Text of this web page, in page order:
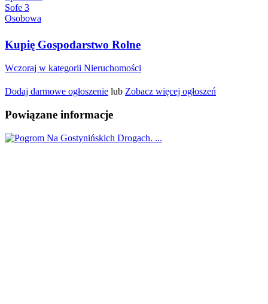
Kupię Gospodarstwo Rolne
Wczoraj w kategorii Nieruchomości
Dodaj darmowe ogłoszenie lub Zobacz więcej ogłoszeń
Powiązane informacje